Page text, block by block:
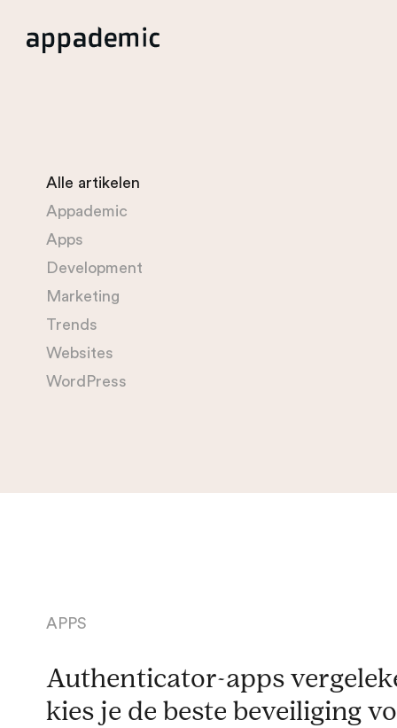
Alle artikelen
Appademic
Apps
Development
Marketing
Trends
Websites
WordPress
APPS
Authenticator-apps
kies je de beste beveiliging